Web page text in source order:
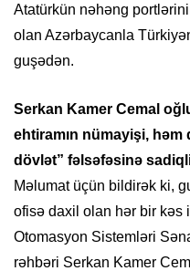
Atatürkün nəhəng
olan Azərbaycanla
guşədən.
Serkan Kamer Cemal
ehtiramın nümayişi,
dövlət” fəlsəfəsinə
Məlumat üçün bildirək ki,
ofisə daxil olan hər bir kəs
Otomasyon Sistemləri
rəhbəri Serkan Kamer